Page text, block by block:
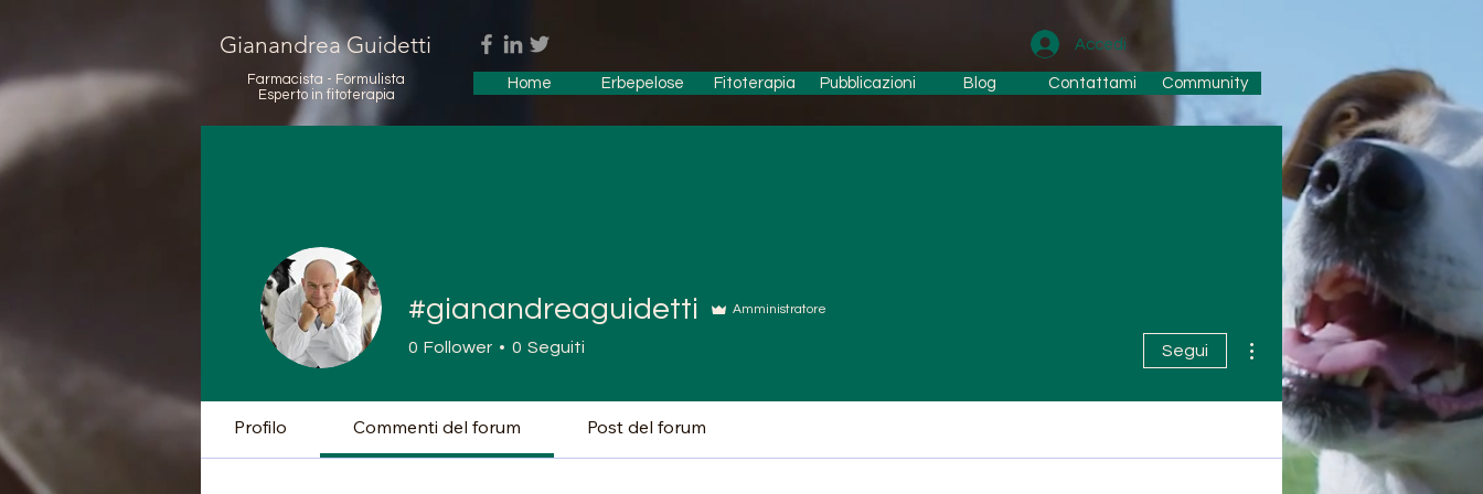
Gianandrea Guidetti
Farmacista - Formulista
Esperto in fitoterapia
Accedi
Home Erbepelose Fitoterapia Pubblicazioni Blog Contattami Community
#gianandreaguidetti Amministratore
0 Follower 0 Seguiti Segui
Altre azioni
Profilo Commenti del forum Post del forum